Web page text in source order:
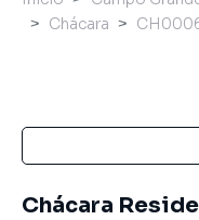
Chácara
Chácara